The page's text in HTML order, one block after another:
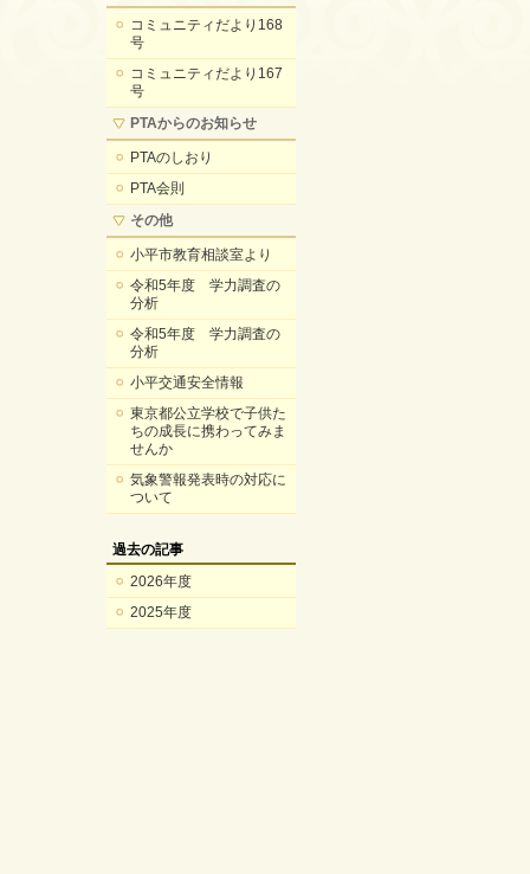
コミュニティだより168
号
コミュニティだより167
号
PTAからのお知らせ
PTAのしおり
PTA会則
その他
小平市教育相談室より
令和5年度 学力調査の
分析
令和5年度 学力調査の
分析
小平交通安全情報
東京都公立学校で子供た
ちの成長に携わってみま
せんか
気象警報発表時の対応に
ついて
過去の記事
2026年度
2025年度